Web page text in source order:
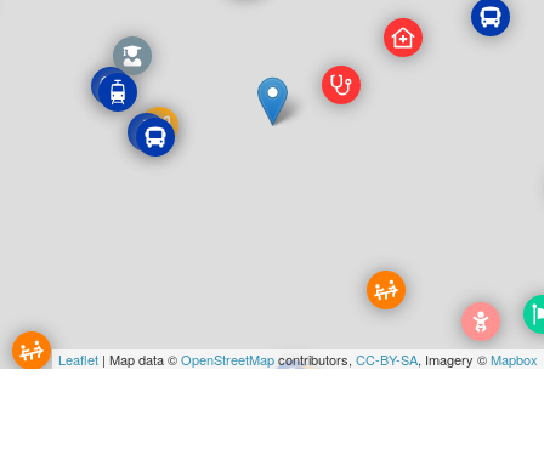
Leaflet | Map data ©OpenStreetMapcontributors, CC-BY-SA, Imagery ©Mapbox